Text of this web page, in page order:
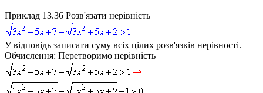
Приклад 13.36 Розв'язати нерівність
У відповідь записати суму всіх цілих розв'язків нерівності.
Обчислення: Перетворимо нерівність